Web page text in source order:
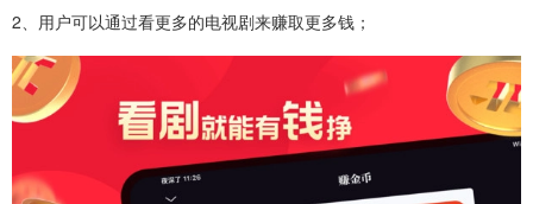
2、用户可以通过看更多的电视剧来赚取更多钱；